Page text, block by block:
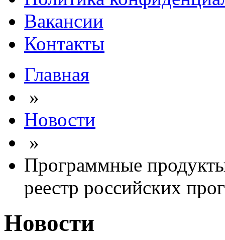
Вакансии
Контакты
Главная
»
Новости
»
Программные
реестр российских
Новости